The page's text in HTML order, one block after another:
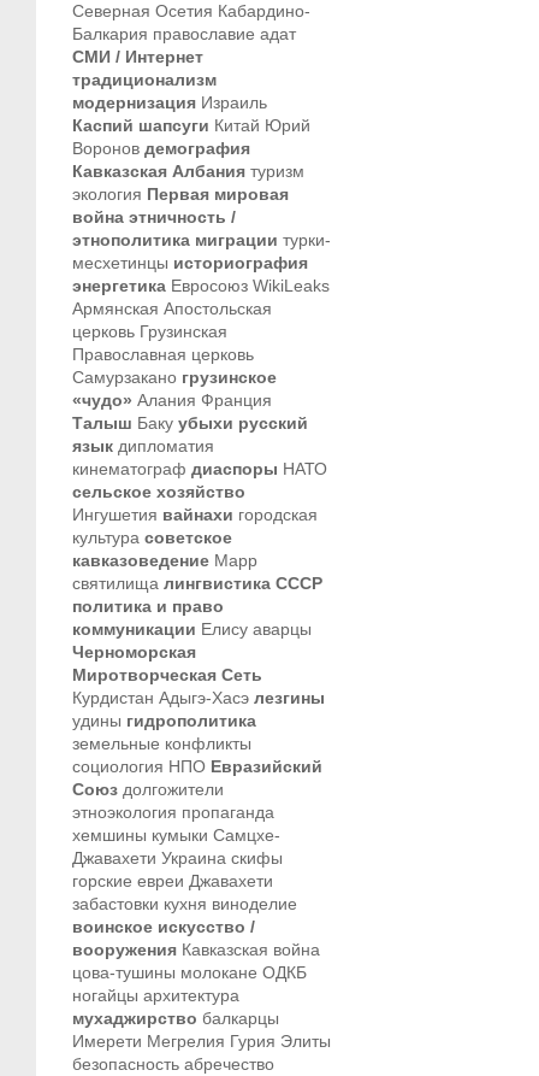
Северная Осетия Кабардино-
Балкария православие адат
СМИ / Интернет
традиционализм
модернизация Израиль
Каспий шапсуги Китай Юрий
Воронов демография
Кавказская Албания туризм
экология Первая мировая
война этничность /
этнополитика миграции турки-
месхетинцы историография
энергетика Евросоюз WikiLeaks
Армянская Апостольская
церковь Грузинская
Православная церковь
Самурзакано грузинское
«чудо» Алания Франция
Талыш Баку убыхи русский
язык дипломатия
кинематограф диаспоры НАТО
сельское хозяйство
Ингушетия вайнахи городская
культура советское
кавказоведение Марр
святилища лингвистика СССР
политика и право
коммуникации Елису аварцы
Черноморская
Миротворческая Сеть
Курдистан Адыгэ-Хасэ лезгины
удины гидрополитика
земельные конфликты
социология НПО Евразийский
Союз долгожители
этноэкология пропаганда
хемшины кумыки Самцхе-
Джавахети Украина скифы
горские евреи Джавахети
забастовки кухня виноделие
воинское искусство /
вооружения Кавказская война
цова-тушины молокане ОДКБ
ногайцы архитектура
мухаджирство балкарцы
Имерети Мегрелия Гурия Элиты
безопасность абречество